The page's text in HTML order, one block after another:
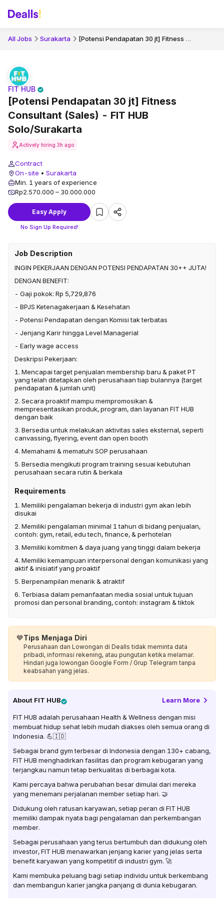
All Jobs Surakarta [Potensi Pendapatan 30 jt] Fitness Consultant (Sales) - FIT HUB Solo/Surakarta
[Potensi Pendapatan 30 jt] Fitness
Consultant (Sales) - FIT HUB
Solo/Surakarta
FIT HUB
Actively hiring 3h ago
Contract
On-site • Surakarta
Min. 1 years of experience
Rp2.570.000 – 30.000.000
Easy Apply
No Sign Up Required!
Job Description
INGIN PEKERJAAN DENGAN POTENSI PENDAPATAN 30++ JUTA!
DENGAN BENEFIT:
- Gaji pokok: Rp 5,729,876
- BPJS Ketenagakerjaan & Kesehatan
- Potensi Pendapatan dengan Komisi tak terbatas
- Jenjang Karir hingga Level Managerial
- Early wage access
Deskripsi Pekerjaan:
1. Mencapai target penjualan membership baru & paket PT
yang telah ditetapkan oleh perusahaan tiap bulannya (target
pendapatan & jumlah unit)
2. Secara proaktif mampu mempromosikan &
mempresentasikan produk, program, dan layanan FIT HUB
dengan baik
3. Bersedia untuk melakukan aktivitas sales eksternal, seperti
canvassing, flyering, event dan open booth
4. Memahami & mematuhi SOP perusahaan
5. Bersedia mengikuti program training sesuai kebutuhan
perusahaan secara rutin & berkala
Requirements
1. Memiliki pengalaman bekerja di industri gym akan lebih
disukai
2. Memiliki pengalaman minimal 1 tahun di bidang penjualan,
contoh: gym, retail, edu tech, finance, & perhotelan
3. Memiliki komitmen & daya juang yang tinggi dalam bekerja
4. Memiliki kemampuan interpersonal dengan komunikasi yang
aktif & inisiatif yang proaktif
5. Berpenampilan menarik & atraktif
6. Terbiasa dalam pemanfaatan media sosial untuk tujuan
promosi dan personal branding, contoh: instagram & tiktok
💙Tips Menjaga Diri
Perusahaan dan Lowongan di Dealls tidak meminta data
pribadi, informasi rekening, atau pungutan ketika melamar.
Hindari juga lowongan Google Form / Grup Telegram tanpa
keabsahan yang jelas.
About FIT HUB Learn More
FIT HUB adalah perusahaan Health & Wellness dengan misi
membuat hidup sehat lebih mudah diakses oleh semua orang di
Indonesia. 💪🇮🇩
Sebagai brand gym terbesar di Indonesia dengan 130+ cabang,
FIT HUB menghadirkan fasilitas dan program kebugaran yang
terjangkau namun tetap berkualitas di berbagai kota.
Kami percaya bahwa perubahan besar dimulai dari mereka
yang menemani perjalanan member setiap hari. 🤝
Didukung oleh ratusan karyawan, setiap peran di FIT HUB
memiliki dampak nyata bagi pengalaman dan perkembangan
member.
Sebagai perusahaan yang terus bertumbuh dan didukung oleh
investor, FIT HUB menawarkan jenjang karier yang jelas serta
benefit karyawan yang kompetitif di industri gym. 🚀
Kami membuka peluang bagi setiap individu untuk berkembang
dan membangun karier jangka panjang di dunia kebugaran.